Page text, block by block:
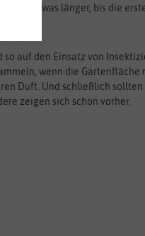
etwas länger, bis die
auf den Einsatz von
wenn die Gartenfläche
Duft. Und schließlich
zeigen sich schon vorher.